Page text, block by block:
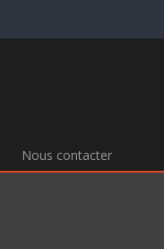
Nous contacter